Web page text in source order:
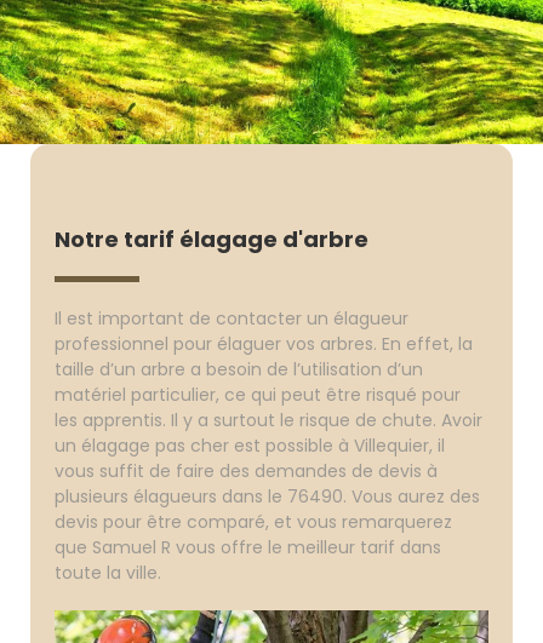
Notre tarif élagage d'arbre
Il est important de contacter un élagueur
professionnel pour élaguer vos arbres. En effet, la
taille d’un arbre a besoin de l’utilisation d’un
matériel particulier, ce qui peut être risqué pour
les apprentis. Il y a surtout le risque de chute. Avoir
un élagage pas cher est possible à Villequier, il
vous suffit de faire des demandes de devis à
plusieurs élagueurs dans le 76490. Vous aurez des
devis pour être comparé, et vous remarquerez
que Samuel R vous offre le meilleur tarif dans
toute la ville.